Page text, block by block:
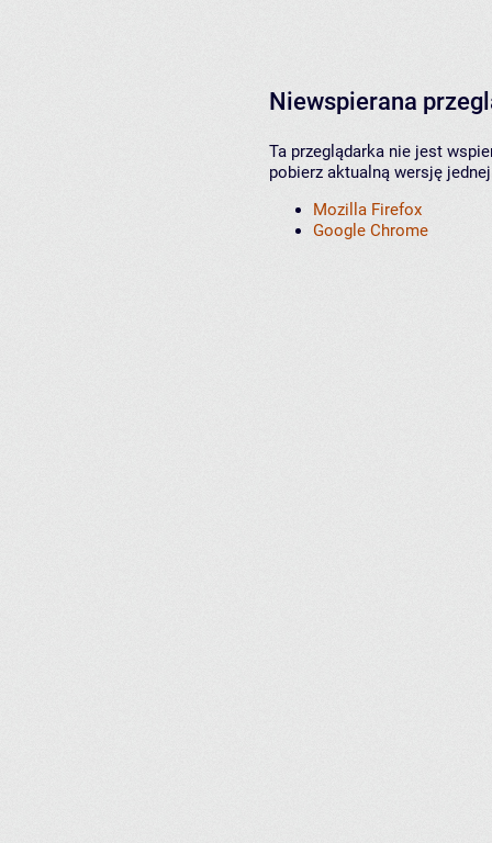
Niewspierana
Ta przeglądarka nie jest
pobierz aktualną wersję
Mozilla Firefox
Google Chrome